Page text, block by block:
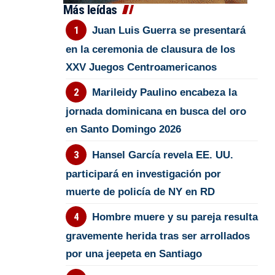
Más leídas
Juan Luis Guerra se presentará
en la ceremonia de clausura de los
XXV Juegos Centroamericanos
Marileidy Paulino encabeza la
jornada dominicana en busca del oro
en Santo Domingo 2026
Hansel García revela EE. UU.
participará en investigación por
muerte de policía de NY en RD
Hombre muere y su pareja resulta
gravemente herida tras ser arrollados
por una jeepeta en Santiago